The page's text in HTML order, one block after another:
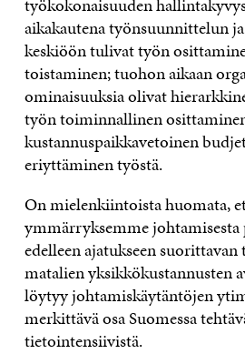
aikakautena työnsuunnittelun
keskiöön tulivat työn
toistaminen; tuohon aikaan
ominaisuuksia olivat
työn toiminnallinen
kustannuspaikkavetoinen
eriyttäminen työstä.
On mielenkiintoista huomata,
ymmärryksemme johtamisesta
edelleen ajatukseen suorittavan
matalien yksikkökustannusten
löytyy johtamiskäytäntöjen
merkittäväosa Suomessa tehtäv
tietointensiivistä.